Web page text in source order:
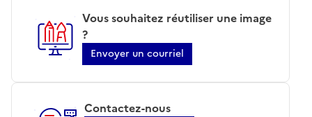
Vous souhaitez réutiliser une image
?
Envoyer un courriel
Contactez-nous